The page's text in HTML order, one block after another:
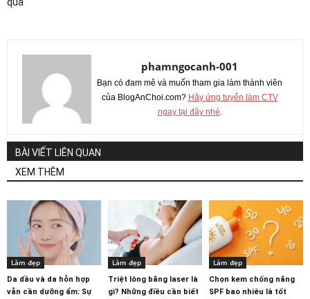
phamngocanh-001
Bạn có đam mê và muốn tham gia làm thành viên
của BlogAnChoi.com? Hãy ứng tuyển làm CTV
ngay tại đây nhé
BÀI VIẾT LIÊN QUAN
XEM THÊM
Làm đẹp
Da dầu và da hỗn hợp
vẫn cần dưỡng ẩm: Sự
Làm đẹp
Triệt lông bằng laser là
gì? Những điều cần biết
Làm đẹp
Chọn kem chống nắng
SPF bao nhiêu là tốt